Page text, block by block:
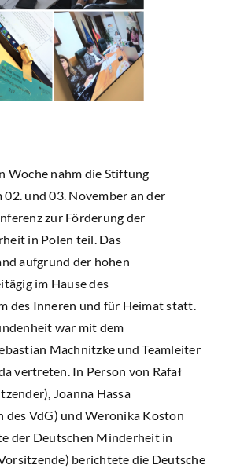
Woche nahm die Stiftung
und 03. November an der
zur Förderung der
in Polen teil. Das
aufgrund der hohen
im Hause des
des Inneren und für Heimat statt.
war mit dem
Machnitzke und Teamleiter
vertreten. In Person von Rafał
Joanna Hassa
des VdG) und Weronika Koston
der Deutschen Minderheit in
berichtete die Deutsche